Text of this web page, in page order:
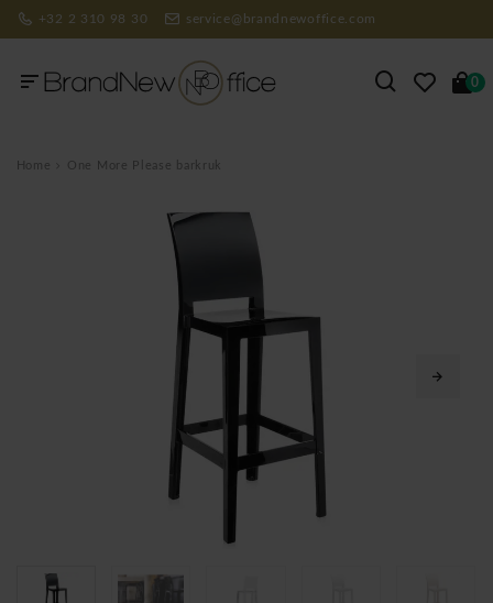
+32 2 310 98 30 service@brandnewoffice.com
0
Home One More Please barkruk